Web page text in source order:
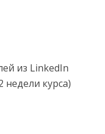
из LinkedIn
недели курса)